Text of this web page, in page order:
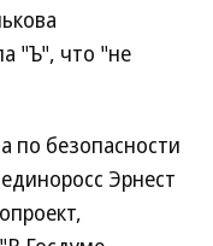
"Ъ", что "не
по безопасности
Эрнест